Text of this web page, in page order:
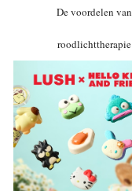
De voordelen van
roodlichttherapie